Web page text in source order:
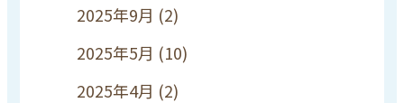
2025年9月 (2)
2025年5月 (10)
2025年4月 (2)